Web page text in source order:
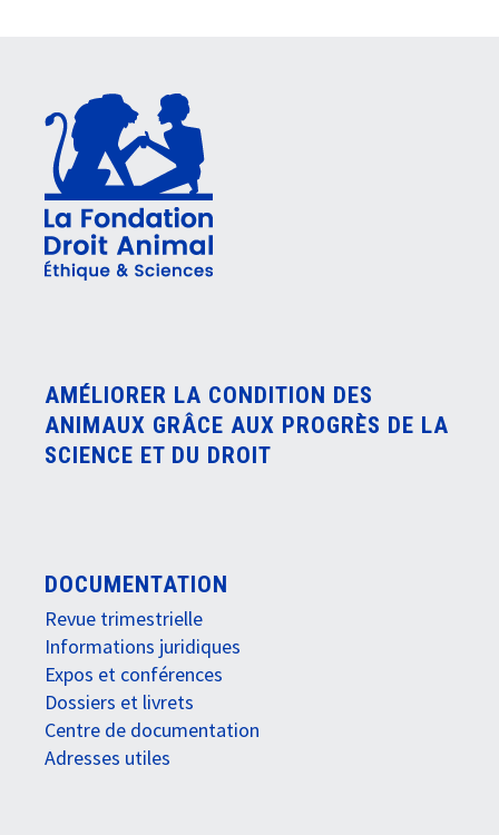
AMÉLIORER LA CONDITION DES
ANIMAUX GRÂCE AUX PROGRÈS DE LA
SCIENCE ET DU DROIT
DOCUMENTATION
Revue trimestrielle
Informations juridiques
Expos et conférences
Dossiers et livrets
Centre de documentation
Adresses utiles